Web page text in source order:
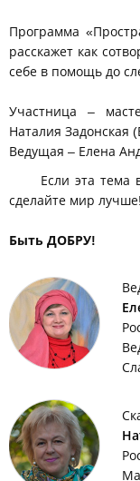
Программа
расскажет как
себе в помощь до
Участница –
Наталия Задонская
Ведущая – Елена
Если эта тема
сделайте мир лучше!
Быть ДОБРУ!